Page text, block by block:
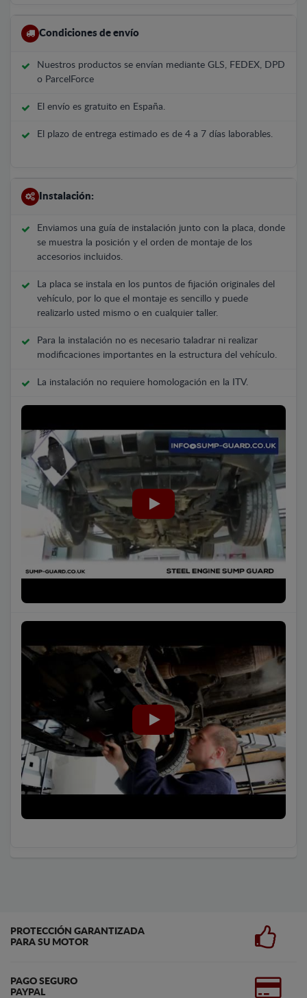
Condiciones de envío
Nuestros productos se envían mediante GLS, FEDEX, DPD
o ParcelForce
El envío es gratuito en España.
El plazo de entrega estimado es de 4 a 7 días laborables.
Instalación:
Enviamos una guía de instalación junto con la placa, donde
se muestra la posición y el orden de montaje de los
accesorios incluidos.
La placa se instala en los puntos de fijación originales del
vehículo, por lo que el montaje es sencillo y puede
realizarlo usted mismo o en cualquier taller.
Para la instalación no es necesario taladrar ni realizar
modificaciones importantes en la estructura del vehículo.
La instalación no requiere homologación en la ITV.
PROTECCIÓN GARANTIZADA
PARA SU MOTOR
PAGO SEGURO
PAYPAL